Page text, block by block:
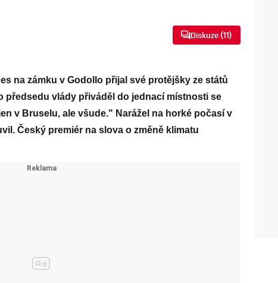
Diskuze (11)
na zámku v Godollo přijal své protějšky ze států
předsedu vlády přiváděl do jednací místnosti se
v Bruselu, ale všude." Narážel na horké počasí v
Český premiér na slova o změně klimatu